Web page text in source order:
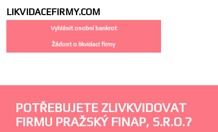
LIKVIDACEFIRMY.COM
Vyhlásit osobní bankrot
Žádost o likvidaci firmy
POTŘEBUJETE ZLIVKVIDOVAT
FIRMU PRAŽSKÝ FINAP, S.R.O.?